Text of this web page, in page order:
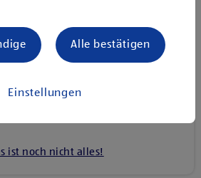
Firmenfahrräder
ist noch nicht alles!
Einstellungen
Alle bestätigen